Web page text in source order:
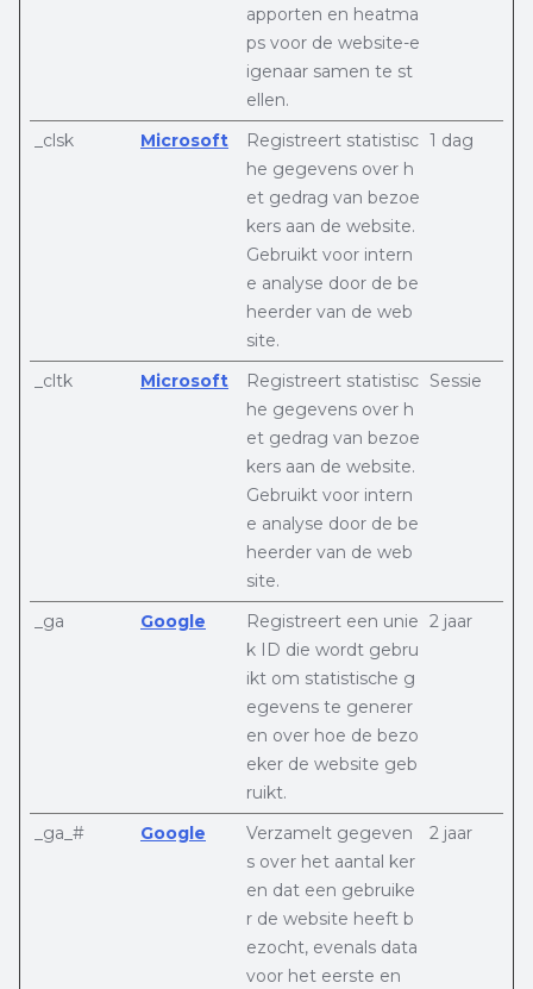
apporten en heatma
ps voor de website-e
igenaar samen te st
ellen.
_clsk
Microsoft
Registreert statistisc
he gegevens over h
et gedrag van bezoe
kers aan de website.
Gebruikt voor intern
e analyse door de be
heerder van de web
site.
1 dag
_cltk Microsoft
Registreert statistisc
he gegevens over h
et gedrag van bezoe
kers aan de website.
Gebruikt voor intern
e analyse door de be
heerder van de web
site.
Sessie
_ga Google
Registreert een unie
k ID die wordt gebru
ikt om statistische g
egevens te generer
en over hoe de bezo
eker de website geb
ruikt.
2 jaar
_ga_# Google
Verzamelt gegeven
s over het aantal ker
en dat een gebruike
r de website heeft b
ezocht, evenals data
voor het eerste en
2 jaar